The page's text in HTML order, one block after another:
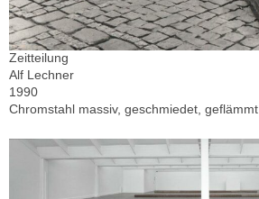
Zeitteilung
Alf Lechner
1990
Chromstahl massiv, geschmiedet, geflämmt